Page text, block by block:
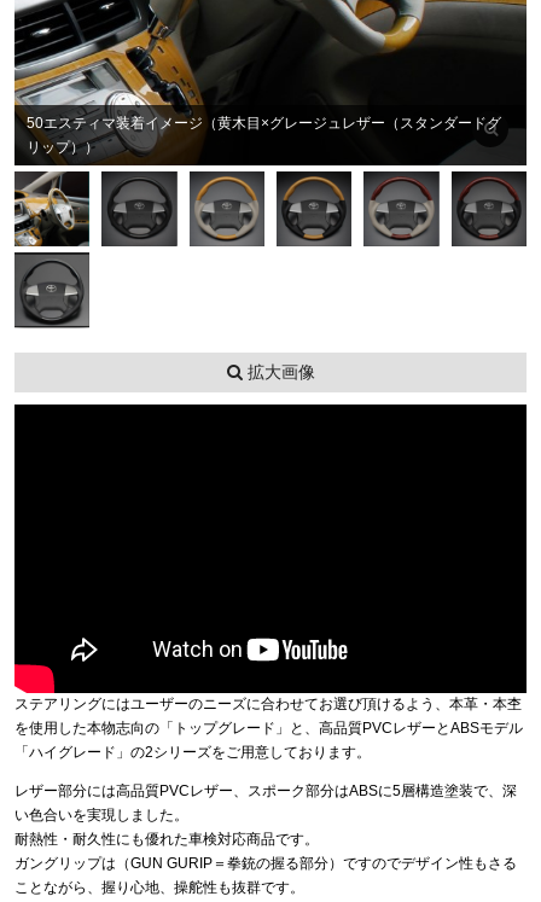
50エスティマ装着イメージ（黄木目×グレージュレザー（スタンダードグ
リップ））
拡大画像
ステアリングにはユーザーのニーズに合わせてお選び頂けるよう、本革・本杢
を使用した本物志向の「トップグレード」と、高品質PVCレザーとABSモデル
「ハイグレード」の2シリーズをご用意しております。
レザー部分には高品質PVCレザー、スポーク部分はABSに5層構造塗装で、深
い色合いを実現しました。
耐熱性・耐久性にも優れた車検対応商品です。
ガングリップは（GUN GURIP＝拳銃の握る部分）ですのでデザイン性もさる
ことながら、握り心地、操舵性も抜群です。